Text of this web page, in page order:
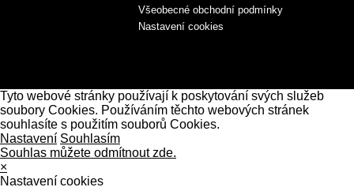
Všeobecné obchodní podmínky
Nastavení cookies
Tyto webové stránky používají k poskytování svých služeb
soubory Cookies. Používáním těchto webových stránek
souhlasíte s použitím souborů Cookies.
Nastavení Souhlasím
Souhlas můžete odmítnout zde.
×
Nastavení cookies